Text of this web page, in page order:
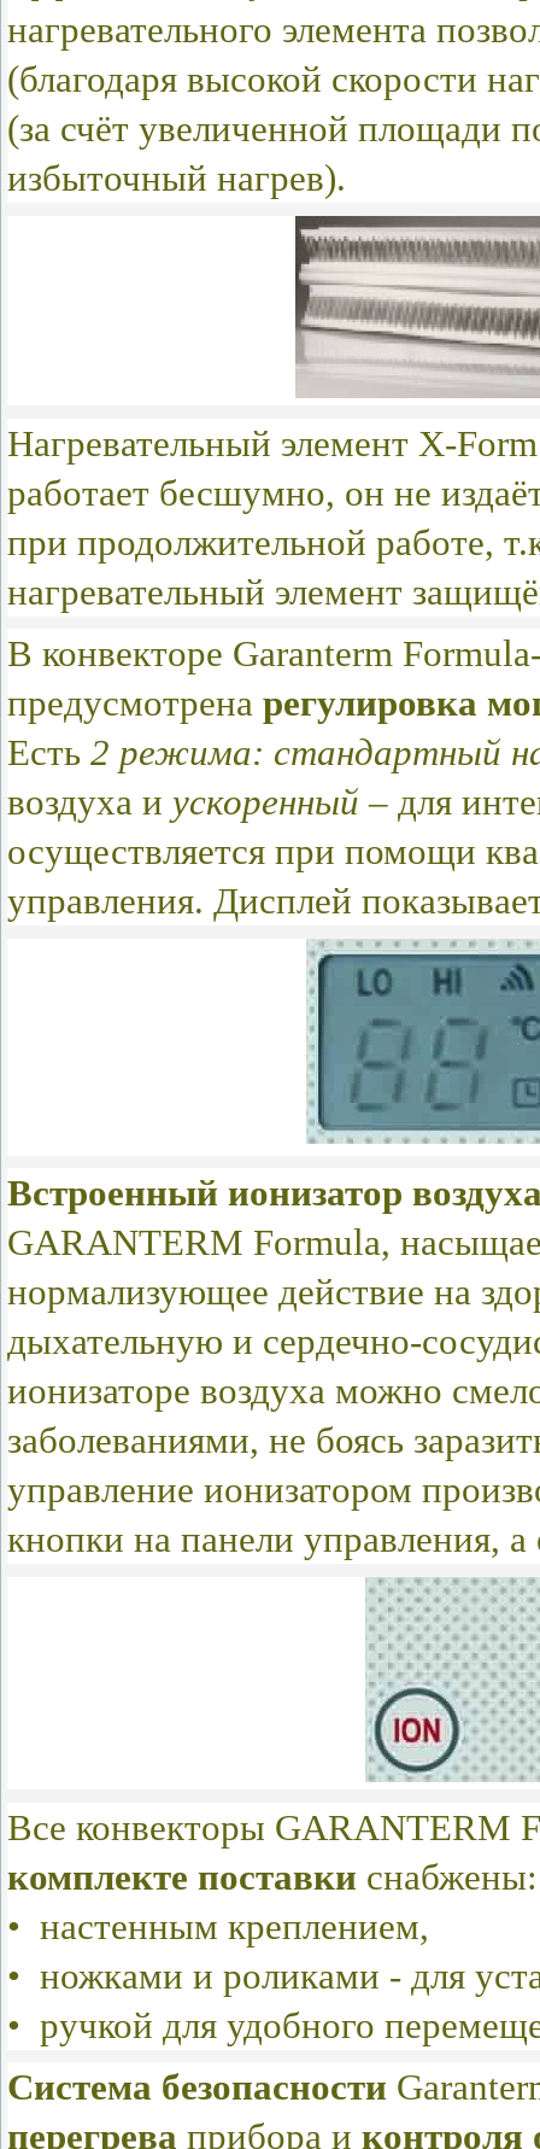
нагревательного элемента
(благодаря высокой скорости
(за счёт увеличенной площади
избыточный нагрев).
Нагревательный элемент X-
работает бесшумно, он не
при продолжительной работе,
нагревательный элемент
В конвекторе Garanterm
предусмотрена регулировка
Есть 2 режима: стандартный
воздуха и ускоренный – для
осуществляется при помощи
управления. Дисплей
Встроенный ионизатор
GARANTERM Formula,
нормализующее действие на
дыхательную и сердечно-
ионизаторе воздуха можно
заболеваниями, не боясь
управление ионизатором
кнопки на панели управления, а
Все конвекторы GARANTERM
комплекте поставки
• настенным креплением,
• ножками и роликами - для
• ручкой для удобного
Система безопасности
перегрева прибора и контроля